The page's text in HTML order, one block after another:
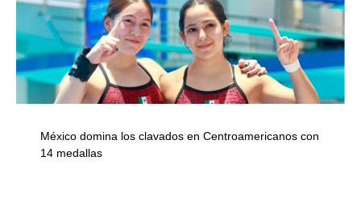
México domina los clavados en Centroamericanos con
14 medallas